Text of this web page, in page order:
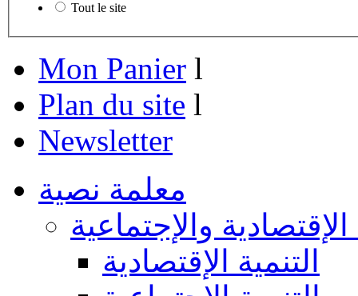
Tout le site
Mon Panier l
Plan du site l
Newsletter
معلمة نصية
الإقتصادية والإجتماعية
التنمية الإقتصادية